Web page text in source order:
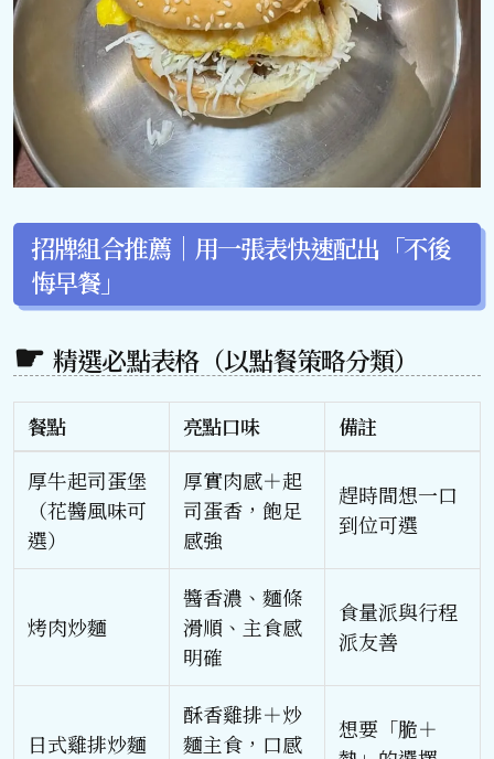
招牌組合推薦｜用一張表快速配出「不後
悔早餐」
精選必點表格（以點餐策略分類）
餐點 亮點口味
備註
厚牛起司蛋堡
（花醬風味可
選）
厚實肉感＋起
司蛋香，飽足
感強
趕時間想一口
到位可選
烤肉炒麵
醬香濃、麵條
滑順、主食感
明確
食量派與行程
派友善
日式雞排炒麵
酥香雞排＋炒
麵主食，口感
想要「脆＋